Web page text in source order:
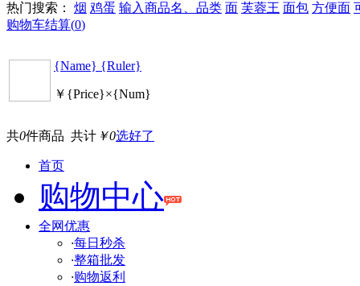
热门搜索： 烟 鸡蛋 输入商品名、品类 面 芙蓉王 面包 方便面
购物车结算(0)
{Name} {Ruler}
￥{Price}×{Num}
共0件商品 共计 ￥0选好了
首页
购物中心
全网优惠
·每日秒杀
·整箱批发
·购物返利